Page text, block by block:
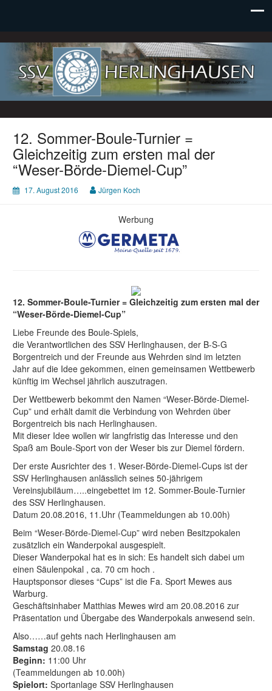
SSV Herlinghausen e. V.
12. Sommer-Boule-Turnier =
Gleichzeitig zum ersten mal der
“Weser-Börde-Diemel-Cup”
17. August 2016 Jürgen Koch
Werbung
12. Sommer-Boule-Turnier = Gleichzeitig zum ersten mal der
“Weser-Börde-Diemel-Cup”
Liebe Freunde des Boule-Spiels,
die Verantwortlichen des SSV Herlinghausen, der B-S-G
Borgentreich und der Freunde aus Wehrden sind im letzten
Jahr auf die Idee gekommen, einen gemeinsamen Wettbewerb
künftig im Wechsel jährlich auszutragen.
Der Wettbewerb bekommt den Namen “Weser-Börde-Diemel-
Cup” und erhält damit die Verbindung von Wehrden über
Borgentreich bis nach Herlinghausen.
Mit dieser Idee wollen wir langfristig das Interesse und den
Spaß am Boule-Sport von der Weser bis zur Diemel fördern.
Der erste Ausrichter des 1. Weser-Börde-Diemel-Cups ist der
SSV Herlinghausen anlässlich seines 50-jährigem
Vereinsjubiläum…..eingebettet im 12. Sommer-Boule-Turnier
des SSV Herlinghausen.
Datum 20.08.2016, 11.Uhr (Teammeldungen ab 10.00h)
Beim “Weser-Börde-Diemel-Cup” wird neben Besitzpokalen
zusätzlich ein Wanderpokal ausgespielt.
Dieser Wanderpokal hat es in sich: Es handelt sich dabei um
einen Säulenpokal , ca. 70 cm hoch .
Hauptsponsor dieses “Cups” ist die Fa. Sport Mewes aus
Warburg.
Geschäftsinhaber Matthias Mewes wird am 20.08.2016 zur
Präsentation und Übergabe des Wanderpokals anwesend sein.
Also……auf gehts nach Herlinghausen am
Samstag 20.08.16
Beginn: 11:00 Uhr
(Teammeldungen ab 10.00h)
Spielort: Sportanlage SSV Herlinghausen